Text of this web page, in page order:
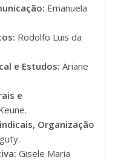
Emanuela
Rodolfo Luis da
e Estudos: Ariane
e
Organização
Gisele Maria